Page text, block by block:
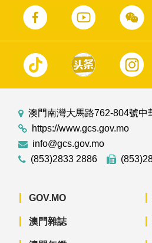
澳門南灣大馬路762-804號中
https://www.gcs.gov.mo
info@gcs.gov.mo
(853)2833 2886
GOV.MO
澳門雜誌